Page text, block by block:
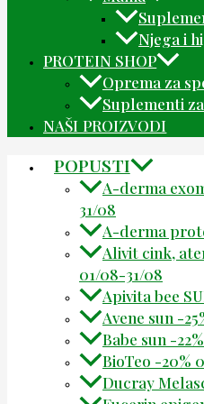
Njega i
PROTEIN SHOP
Oprema za
Suplementi
NAŠI PROIZVODI
POPUSTI
A-derma
31/08
A-derma
Alivit cink,
01/08-31/08
Apivita bee
Avene sun -
Babe sun -
BioTeo -20%
Ducray